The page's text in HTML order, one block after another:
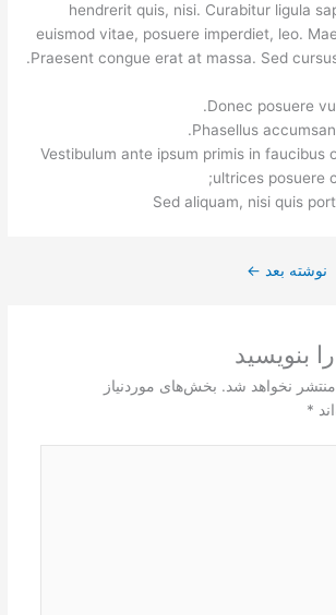
hendrerit quis, nisi. Curabitur ligula
euismod vitae, posuere imperdiet, leo.
Praesent congue erat at massa. Sed
Donec posuere
Phasellus
Vestibulum ante ipsum primis in faucibus
ultrices posuere
Sed aliquam, nisi quis
نوشته بعد ←
بنویسید
نخواهد شد. بخش‌های موردنیاز
*